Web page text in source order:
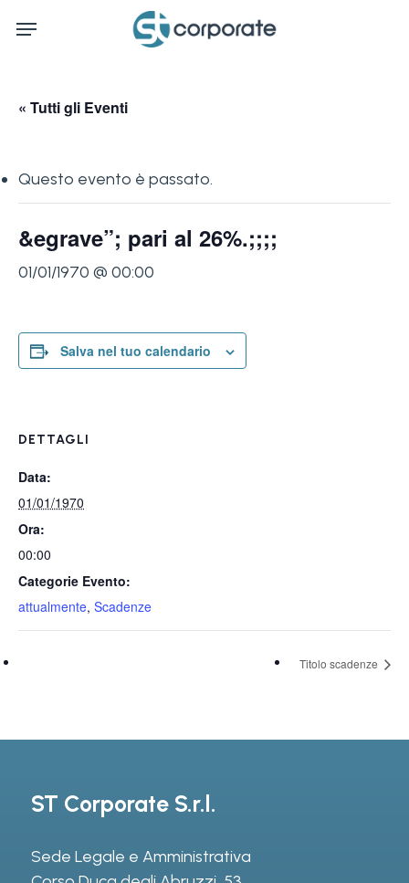
Menu
« Tutti gli Eventi
Questo evento è passato.
&egrave”; pari al 26%.;;;;
01/01/1970 @ 00:00
Salva nel tuo calendario
DETTAGLI
Data:
01/01/1970
Ora:
00:00
Categorie Evento:
attualmente, Scadenze
Titolo scadenze
ST Corporate S.r.l.
Sede Legale e Amministrativa